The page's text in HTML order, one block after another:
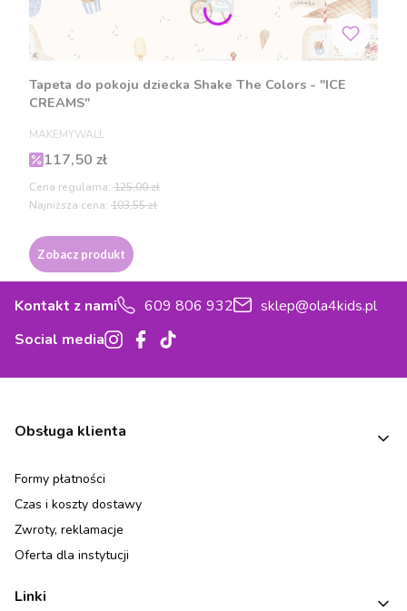
Tapeta do pokoju dziecka Shake The Colors - "ICE
CREAMS"
PRODUCENT
MAKEMYWALL
Cena promocyjna
117,50 zł
Cena regularna: 125,00 zł
Najniższa cena: 103,55 zł
Zobacz produkt
Kontakt z nami 609 806 932
sklep@ola4kids.pl
Social media
Linki w stopce
Obsługa klienta
Formy płatności
Czas i koszty dostawy
Zwroty, reklamacje
Oferta dla instytucji
Linki